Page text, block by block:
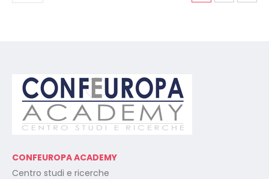
CONFEUROPA ACADEMY
Centro studi e ricerche